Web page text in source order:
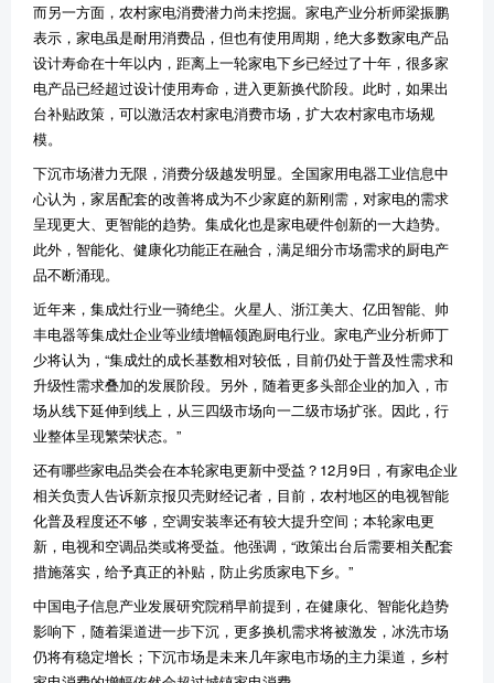
而另一方面，农村家电消费潜力尚未挖掘。家电产业分析师梁振鹏
表示，家电虽是耐用消费品，但也有使用周期，绝大多数家电产品
设计寿命在十年以内，距离上一轮家电下乡已经过了十年，很多家
电产品已经超过设计使用寿命，进入更新换代阶段。此时，如果出
台补贴政策，可以激活农村家电消费市场，扩大农村家电市场规
模。
下沉市场潜力无限，消费分级越发明显。全国家用电器工业信息中
心认为，家居配套的改善将成为不少家庭的新刚需，对家电的需求
呈现更大、更智能的趋势。集成化也是家电硬件创新的一大趋势。
此外，智能化、健康化功能正在融合，满足细分市场需求的厨电产
品不断涌现。
近年来，集成灶行业一骑绝尘。火星人、浙江美大、亿田智能、帅
丰电器等集成灶企业等业绩增幅领跑厨电行业。家电产业分析师丁
少将认为，“集成灶的成长基数相对较低，目前仍处于普及性需求和
升级性需求叠加的发展阶段。另外，随着更多头部企业的加入，市
场从线下延伸到线上，从三四级市场向一二级市场扩张。因此，行
业整体呈现繁荣状态。”
还有哪些家电品类会在本轮家电更新中受益？12月9日，有家电企业
相关负责人告诉新京报贝壳财经记者，目前，农村地区的电视智能
化普及程度还不够，空调安装率还有较大提升空间；本轮家电更
新，电视和空调品类或将受益。他强调，“政策出台后需要相关配套
措施落实，给予真正的补贴，防止劣质家电下乡。”
中国电子信息产业发展研究院稍早前提到，在健康化、智能化趋势
影响下，随着渠道进一步下沉，更多换机需求将被激发，冰洗市场
仍将有稳定增长；下沉市场是未来几年家电市场的主力渠道，乡村